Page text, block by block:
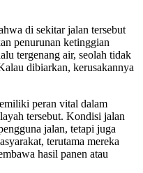
di sekitar jalan tersebut
penurunan ketinggian
tergenang air, seolah tidak
dibiarkan, kerusakannya
peran vital dalam
tersebut. Kondisi jalan
jalan, tetapi juga
terutama mereka
hasil panen atau